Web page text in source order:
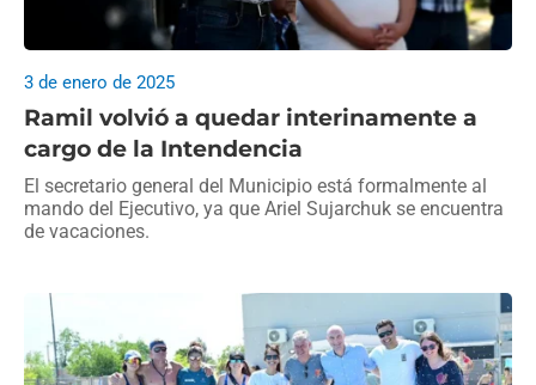
Ramil volvió a quedar interinamente a
cargo de la Intendencia
3 de enero de 2025
El secretario general del Municipio está formalmente al
mando del Ejecutivo, ya que Ariel Sujarchuk se encuentra
de vacaciones.